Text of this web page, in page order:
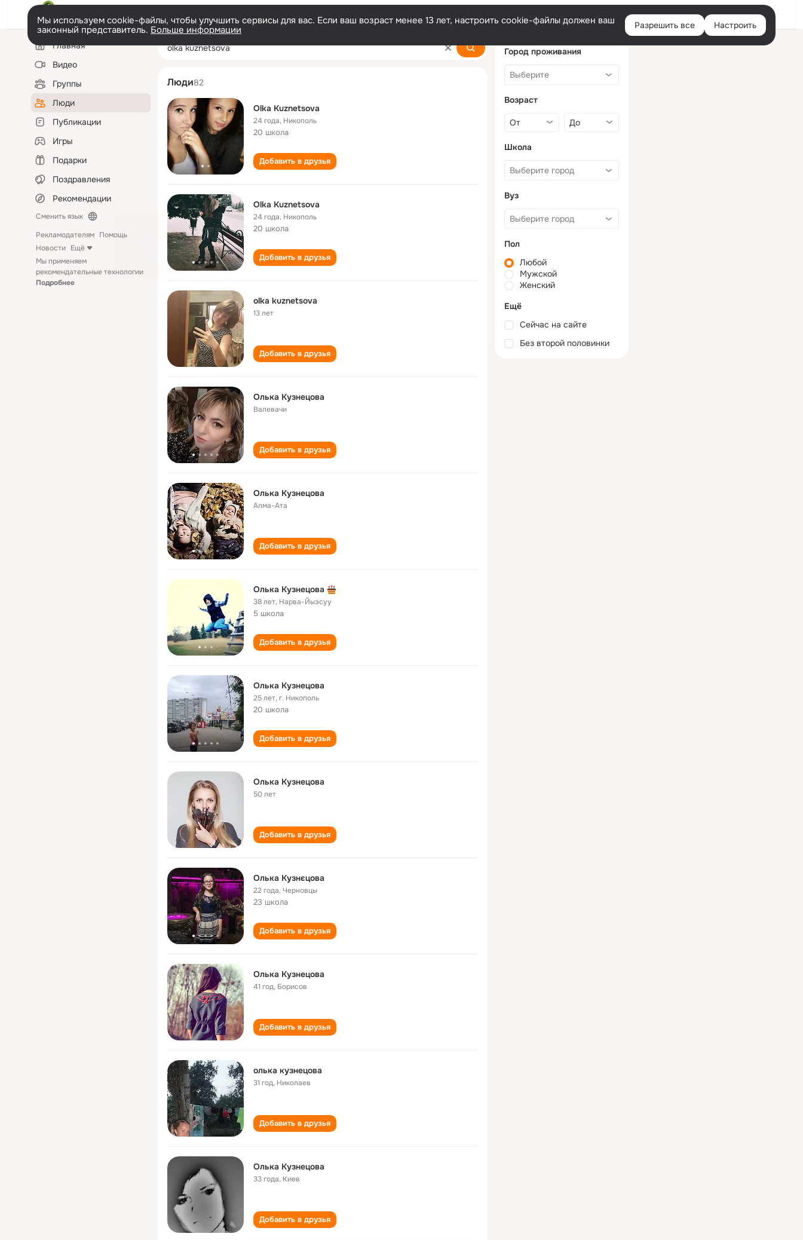
Войти
Мы используем cookie-файлы, чтобы улучшить сервисы для вас. Если ваш возраст менее 13 лет, настроить cookie-файлы должен ваш
законный представитель. Больше информации Разрешить все Настроить
Левая
колонкаГлавная
Видео
Группы
Люди
Публикации
Игры
Подарки
Поздравления
Рекомендации
Сменить язык
Рекламодателям Помощь
Новости Ещё
Мы применяем
рекомендательные технологии
Подробнее
olka kuznetsova
Люди82
Olka Kuznetsova
24 года, Никополь
20 школа
Добавить в друзья
Olka Kuznetsova
24 года, Никополь
20 школа
Добавить в друзья
olka kuznetsova
13 лет
Добавить в друзья
Олька Кузнецова
Валевачи
Добавить в друзья
Олька Кузнецова
Алма-Ата
Добавить в друзья
Олька Кузнецова
38 лет, Нарва-Йыэсуу
5 школа
Добавить в друзья
Олька Кузнецова
25 лет,г. Никополь
20 школа
Добавить в друзья
Олька Кузнецова
50 лет
Добавить в друзья
Олька Кузнєцова
22 года,Черновцы
23 школа
Добавить в друзья
Олька Кузнецова
41 год, Борисов
Добавить в друзья
олька кузнецова
31 год, Николаев
Добавить в друзья
Олька Кузнецова
33 года, Киев
Добавить в друзья
Город проживания
Возраст
Школа
Вуз
Пол
Любой
Мужской
Женский
Ещё
Сейчас на сайте
Без второй половинки